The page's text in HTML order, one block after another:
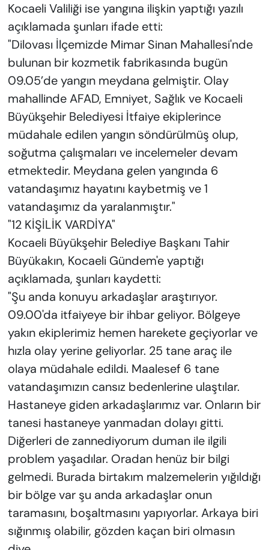
Kocaeli Valiliği ise yangına ilişkin yaptığı yazılı
açıklamada şunları ifade etti:
"Dilovası İlçemizde Mimar Sinan Mahallesi'nde
bulunan bir kozmetik fabrikasında bugün
09.05’de yangın meydana gelmiştir. Olay
mahallinde AFAD, Emniyet, Sağlık ve Kocaeli
Büyükşehir Belediyesi İtfaiye ekiplerince
müdahale edilen yangın söndürülmüş olup,
soğutma çalışmaları ve incelemeler devam
etmektedir. Meydana gelen yangında 6
vatandaşımız hayatını kaybetmiş ve 1
vatandaşımız da yaralanmıştır."
"12 KİŞİLİK VARDİYA"
Kocaeli Büyükşehir Belediye Başkanı Tahir
Büyükakın, Kocaeli Gündem'e yaptığı
açıklamada, şunları kaydetti:
"Şu anda konuyu arkadaşlar araştırıyor.
09.00'da itfaiyeye bir ihbar geliyor. Bölgeye
yakın ekiplerimiz hemen harekete geçiyorlar ve
hızla olay yerine geliyorlar. 25 tane araç ile
olaya müdahale edildi. Maalesef 6 tane
vatandaşımızın cansız bedenlerine ulaştılar.
Hastaneye giden arkadaşlarımız var. Onların bir
tanesi hastaneye yanmadan dolayı gitti.
Diğerleri de zannediyorum duman ile ilgili
problem yaşadılar. Oradan henüz bir bilgi
gelmedi. Burada birtakım malzemelerin yığıldığı
bir bölge var şu anda arkadaşlar onun
taramasını, boşaltmasını yapıyorlar. Arkaya biri
sığınmış olabilir, gözden kaçan biri olmasın